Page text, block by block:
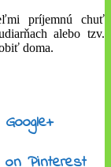
príjemnú chuť
alebo tzv.
doma.